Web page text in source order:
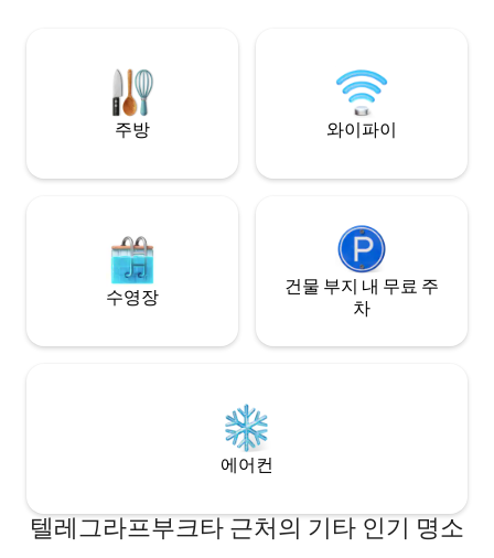
never tire of it—and hope you will, too.
할 수 있습니다. 바
이 있습니다.
주방 와이파이
수영장
건물 부지 내 무료 주
차
에어컨
텔레그라프부크타 근처의 기타 인기 명소